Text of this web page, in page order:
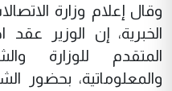
وقال إعلام وزارة
الخبرية، إن الوزير
المتقدم للوزارة
والمعلوماتية، بحضور